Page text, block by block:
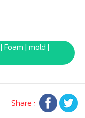
table, kids
and mixing
toys. Crayola
and made from
gifts parents
the whole
Foam | mold |
Share :